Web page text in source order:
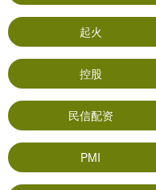
起火
控股
民信配资
PMI